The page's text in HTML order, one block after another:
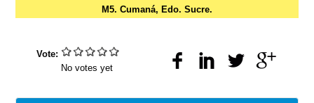
M5. Cumaná, Edo. Sucre.
Vote:
No votes yet